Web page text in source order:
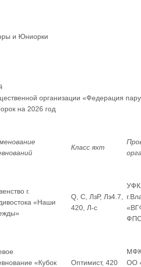
и Юниорки
организации «Федерация
на 2026 год
Класс яхт
г.
«Наши
Q, С, ЛзР, Лз4.7,
420, Л-с
«Кубок
Оптимист, 420
ОО